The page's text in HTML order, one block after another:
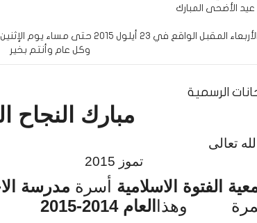
في 23 أيلول 2015 حتى مساء يوم الإثنين الواقع في 28 أيلول 2015
وكل عام وأنتم بخير
الرسمية
مبارك النجاح
حمد
2015
الفتوة الاسلامية أسرة مدرسة
وهذا العام 2014- 2015